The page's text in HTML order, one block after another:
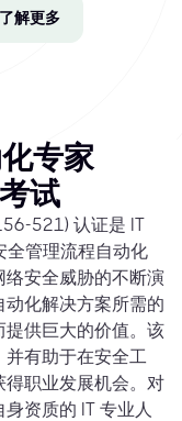
了解更多
专家
试
521) 认证是 IT
全管理流程自动化
安全威胁的不断演
化解决方案所需的
供巨大的价值。该
并有助于在安全工
职业发展机会。对
资质的 IT 专业人